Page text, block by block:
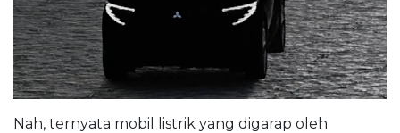
Nah, ternyata mobil listrik yang digarap oleh